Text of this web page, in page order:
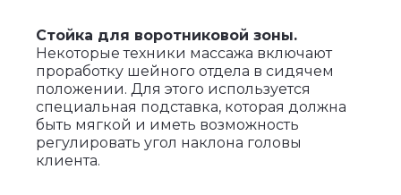
Стойка для воротниковой зоны.
Некоторые техники массажа включают
проработку шейного отдела в сидячем
положении. Для этого используется
специальная подставка, которая должна
быть мягкой и иметь возможность
регулировать угол наклона головы
клиента.